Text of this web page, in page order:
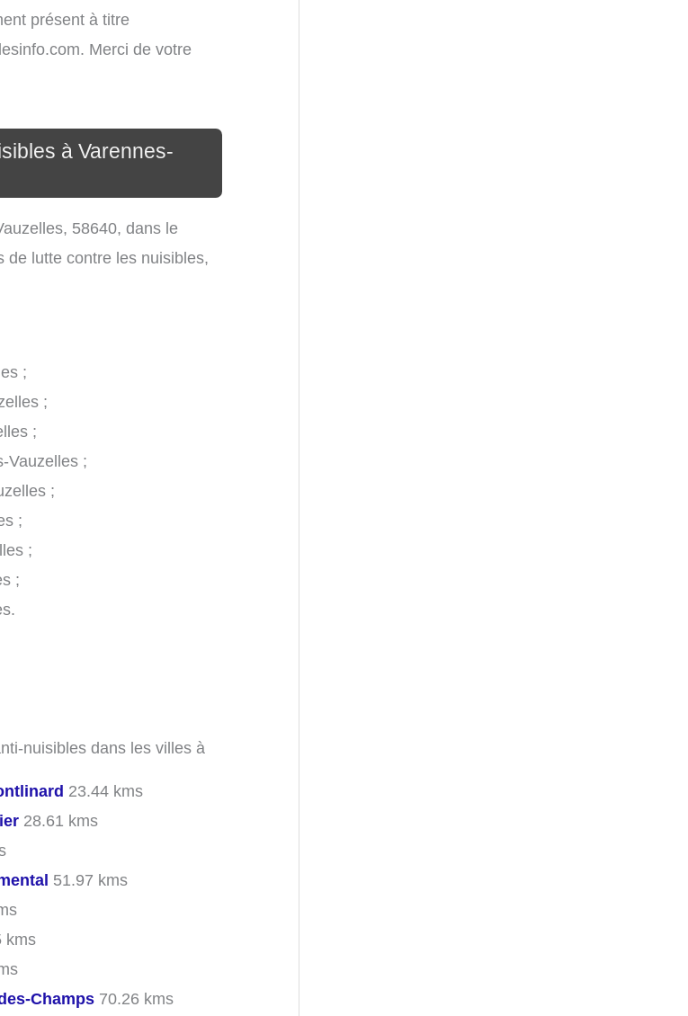
présent à titre
Merci de votre
à Varennes-
58640, dans le
de lutte contre les nuisibles,
;
;
;
Vauzelles ;
;
;
;
;
nuisibles dans les villes à
23.44 kms
28.61 kms
51.97 kms
kms
Champs 70.26 kms